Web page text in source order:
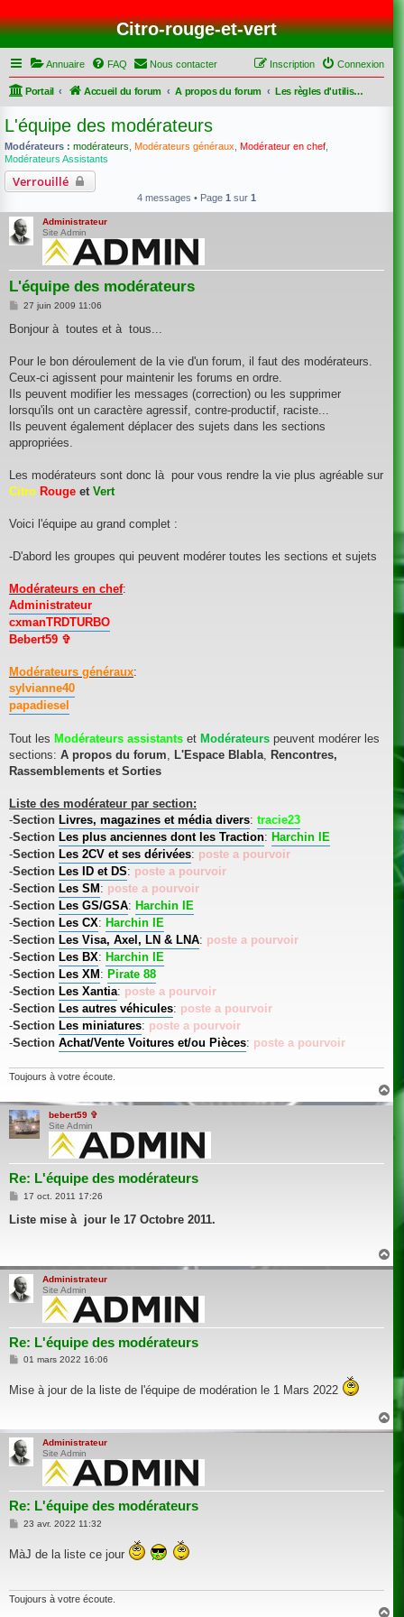
Citro-rouge-et-vert
Annuaire FAQ Nous contacter Connexion
Inscription
Portail Accueil du forum A propos du forum Les règles d'utilisation du forum.
L'équipe des modérateurs
Modérateurs : modérateurs Modérateurs généraux Modérateur en chef
Modérateurs Assistants
Verrouillé
4 messages • Page 1 sur 1
Administrateur
Site Admin
L'équipe des modérateurs
M
s
g
27 juin 2009 11:06
Bonjour à toutes et à tous...
Pour le bon déroulement de la vie d'un forum, il faut des modérateurs.
Ceux-ci agissent pour maintenir les forums en ordre.
Ils peuvent modifier les messages (correction) ou les supprimer
lorsqu'ils ont un caractère agressif, contre-productif, raciste...
Ils peuvent également déplacer des sujets dans les sections
appropriées.
Les modérateurs sont donc là pour vous rendre la vie plus agréable sur
Citro Rouge et Vert
Voici l'équipe au grand complet :
-D'abord les groupes qui peuvent modérer toutes les sections et sujets
Modérateurs en chef:
Administrateur
cxmanTRDTURBO
Bebert59 ✞
Modérateurs généraux:
sylvianne40
papadiesel
Tout les Modérateurs assistants et Modérateurs peuvent modérer les
sections: A propos du forum L'Espace Blabla Rencontres,
Rassemblements et Sorties
Liste des modérateur par section:
-Section Livres, magazines et média divers: tracie23
-Section Les plus anciennes dont les Traction: Harchin IE
-Section Les 2CV et ses dérivées: poste a pourvoir
-Section Les ID et DS: poste a pourvoir
-Section Les SM: poste a pourvoir
-Section Les GS/GSA: Harchin IE
-Section Les CX: Harchin IE
-Section Les Visa, Axel, LN & LNA: poste a pourvoir
-Section Les BX: Harchin IE
-Section Les XM: Pirate 88
-Section Les Xantia: poste a pourvoir
-Section Les autres véhicules: poste a pourvoir
-Section Les miniatures: poste a pourvoir
-Section Achat/Vente Voitures et/ou Pièces: poste a pourvoir
Toujours à votre écoute.
H
a
bebert59 ✞
Site Admin
Re: L'équipe des modérateurs
M
s
17 oct. 2011 17:26
Liste mise à jour le 17 Octobre 2011.
a
Administrateur
Site Admin
Re: L'équipe des modérateurs
M
s
01 mars 2022 16:06
Mise à jour de la liste de l'équipe de modération le 1 Mars 2022
H
a
Administrateur
Site Admin
Re: L'équipe des modérateurs
M
s
23 avr. 2022 11:32
MàJ de la liste ce jour
Toujours à votre écoute.